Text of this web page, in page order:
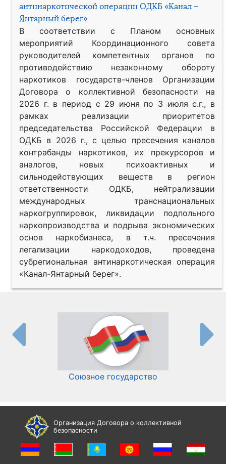
антинаркотической операции ОДКБ «Канал –
Янтарный берег»
В соответствии с Планом основных
мероприятий Координационного совета
руководителей компетентных органов по
противодействию незаконному обороту
наркотиков государств-членов Организации
Договора о коллективной безопасности на
2026 г. в период с 29 июня по 3 июля с.г., в
рамках реализации приоритетов
председательства Российской Федерации в
ОДКБ в 2026 г., с целью пресечения каналов
контрабанды наркотиков, их прекурсоров и
аналогов, новых психоактивных и
сильнодействующих веществ в регион
ответственности ОДКБ, нейтрализации
международных транснациональных
наркогруппировок, ликвидации подпольного
наркопроизводства и подрыва экономических
основ наркобизнеса, в т.ч. пресечения
легализации наркодоходов, проведена
субрегиональная антинаркотическая операция
«Канал-Янтарный берег».
Союзное государство
Организация Договора о коллективной
безопасности